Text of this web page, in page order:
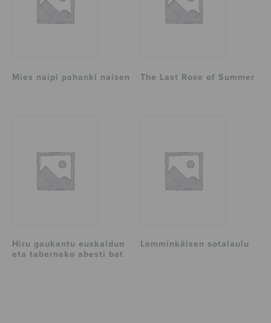
Mies naipi pahanki naisen The Last Rose of Summer
Hiru gaukantu euskaldun
eta tabernako abesti bat
Lemminkäisen sotalaulu